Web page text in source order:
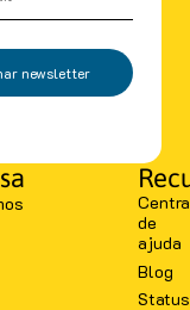
newsletter
de
ajuda
Blog
Status